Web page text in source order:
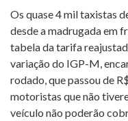
Os quase 4 mil taxistas
desde a madrugada em
tabela da tarifa
variação do IGP-M,
rodado, que passou de
motoristas que não
veículo não poderão